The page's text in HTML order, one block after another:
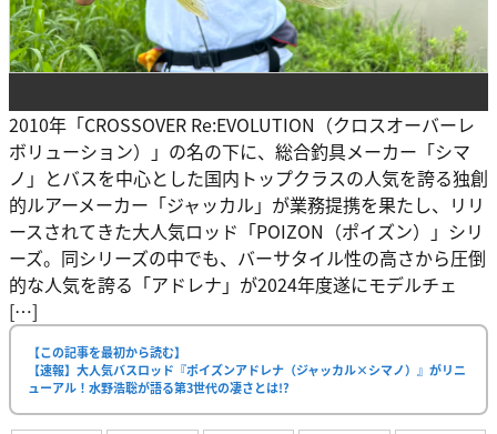
2010年「CROSSOVER Re:EVOLUTION（クロスオーバーレ
ボリューション）」の名の下に、総合釣具メーカー「シマ
ノ」とバスを中心とした国内トップクラスの人気を誇る独創
的ルアーメーカー「ジャッカル」が業務提携を果たし、リリ
ースされてきた大人気ロッド「POIZON（ポイズン）」シリ
ーズ。同シリーズの中でも、バーサタイル性の高さから圧倒
的な人気を誇る「アドレナ」が2024年度遂にモデルチェ
[…]
【この記事を最初から読む】
【速報】大人気バスロッド『ポイズンアドレナ（ジャッカル×シマノ）』がリニ
ューアル！水野浩聡が語る第3世代の凄さとは!?